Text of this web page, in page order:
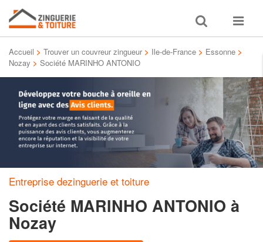
Toggle
search
Toggle
Accueil > Trouver un couvreur zingueur > Ile-de-France > Essonne >
Nozay > Société MARINHO ANTONIO
Entreprise dezinguerie et toiture
Société MARINHO ANTONIO à
Nozay